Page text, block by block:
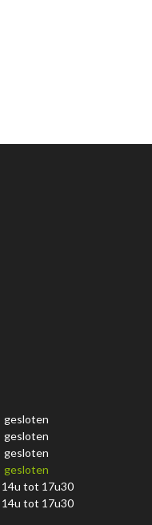
gesloten
gesloten
gesloten
gesloten
14u tot 17u30
14u tot 17u30